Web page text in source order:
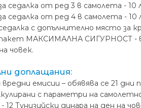
седалка от ред 3 в самолета - 10
седалка от ред 4 в самолета - 10
с допълнително място за
МАКСИМАЛНА СИГУРНОСТ -
човек.
доплащания:
вредни емисии – обявява се 21 дни
с параметри на
- 12 Тунизийски динара на ден на